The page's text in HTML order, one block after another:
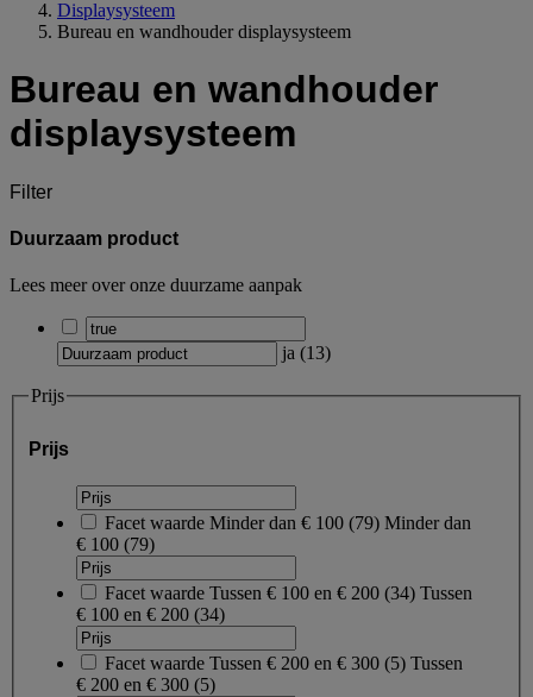
Displaysysteem
Bureau en wandhouder displaysysteem
Bureau en wandhouder
displaysysteem
Filter
Duurzaam product
Lees meer over onze duurzame aanpak
ja (13)
Prijs
Prijs
Facet waarde Minder dan € 100 (79) Minder dan
€ 100 (79)
Facet waarde Tussen € 100 en € 200 (34) Tussen
€ 100 en € 200 (34)
Facet waarde Tussen € 200 en € 300 (5) Tussen
€ 200 en € 300 (5)